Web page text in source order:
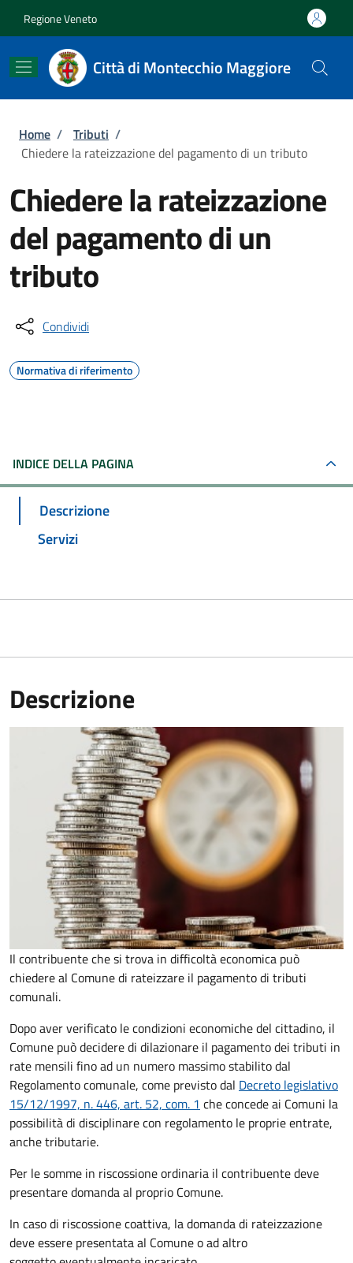
Regione Veneto
Città di Montecchio Maggiore
Briciole di pane
Home / Tributi /
Chiedere la rateizzazione del pagamento di un tributo
Chiedere la rateizzazione
del pagamento di un
tributo
Condividi
Normativa di riferimento
INDICE DELLA PAGINA
Descrizione
Servizi
Descrizione
Il contribuente che si trova in difficoltà economica può
chiedere al Comune di rateizzare il pagamento di tributi
comunali.
Dopo aver verificato le condizioni economiche del cittadino, il
Comune può decidere di dilazionare il pagamento dei tributi in
rate mensili fino ad un numero massimo stabilito dal
Regolamento comunale, come previsto dal Decreto legislativo
15/12/1997, n. 446, art. 52, com. 1 che concede ai Comuni la
possibilità di disciplinare con regolamento le proprie entrate,
anche tributarie.
Per le somme in riscossione ordinaria il contribuente deve
presentare domanda al proprio Comune.
In caso di riscossione coattiva, la domanda di rateizzazione
deve essere presentata al Comune o ad altro